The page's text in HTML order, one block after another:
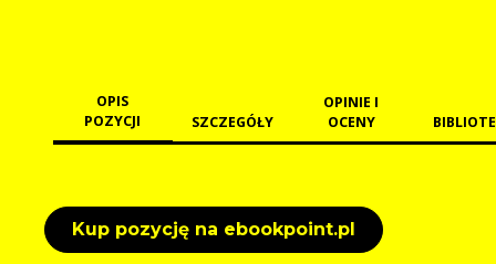
OPIS
POZYCJI
SZCZEGÓŁY
OPINIE I
OCENY
Kup pozycję na ebookpoint.pl